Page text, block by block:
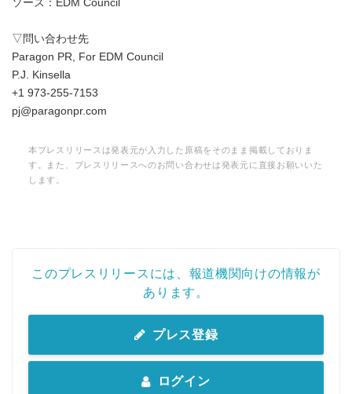
ソース：EDM Council
▽問い合わせ先
Paragon PR, For EDM Council
P.J. Kinsella
+1 973-255-7153
pj@paragonpr.com
本プレスリリースは発表元が入力した原稿をそのまま掲載しておりま
す。また、プレスリリースへのお問い合わせは発表元に直接お願いいた
します。
このプレスリリースには、報道機関向けの情報が
あります。
プレス登録
ログイン